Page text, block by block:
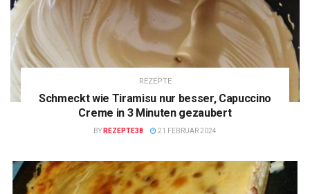
REZEPTE
Schmeckt wie Tiramisu nur besser, Capuccino
Creme in 3 Minuten gezaubert
BY REZEPTE38 21 FEBRUAR 2024